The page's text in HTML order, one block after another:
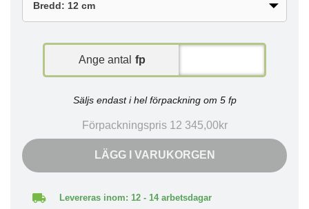
Ange antal fp
Säljs endast i hel förpackning om 5 fp
Förpackningspris 12 345,00kr
LÄGG I VARUKORGEN
Levereras inom: 12 - 14 arbetsdagar